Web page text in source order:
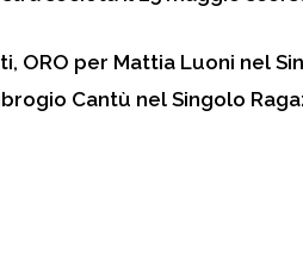
per Mattia Luoni nel
Cantù nel Singolo